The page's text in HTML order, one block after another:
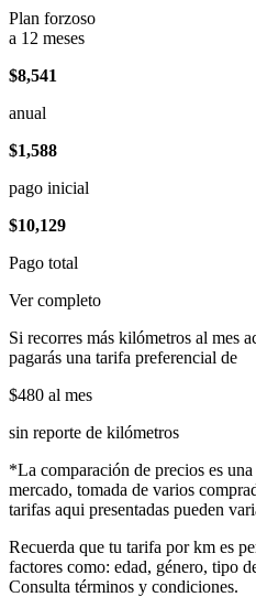
Plan forzoso
a 12 meses
$8,541
anual
$1,588
pago inicial
$10,129
Pago total
Ver completo
Si recorres más kilómetros al mes
pagarás una tarifa preferencial de
$480 al mes
sin reporte de kilómetros
*La comparación de precios es
mercado, tomada de varios
tarifas aqui presentadas pueden
Recuerda que tu tarifa por km es
factores como: edad, género, tipo
Consulta términos y condiciones.